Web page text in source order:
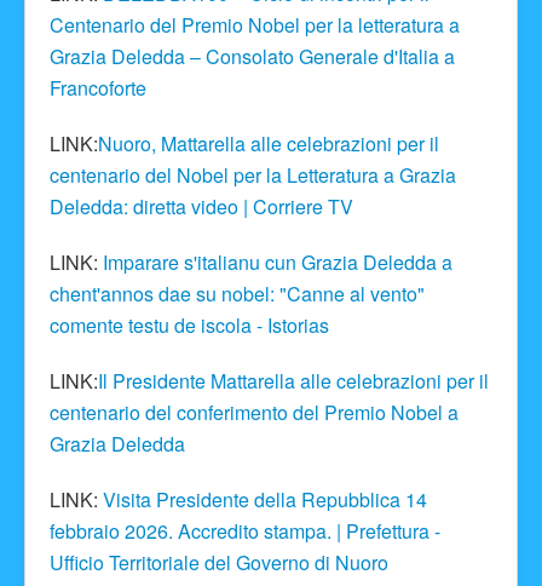
Centenario del Premio Nobel per la letteratura a
Grazia Deledda – Consolato Generale d'Italia a
Francoforte
LINK:Nuoro, Mattarella alle celebrazioni per il
centenario del Nobel per la Letteratura a Grazia
Deledda: diretta video | Corriere TV
LINK: Imparare s'italianu cun Grazia Deledda a
chent'annos dae su nobel: "Canne al vento"
comente testu de iscola - Istorias
LINK:Il Presidente Mattarella alle celebrazioni per il
centenario del conferimento del Premio Nobel a
Grazia Deledda
LINK: Visita Presidente della Repubblica 14
febbraio 2026. Accredito stampa. | Prefettura -
Ufficio Territoriale del Governo di Nuoro